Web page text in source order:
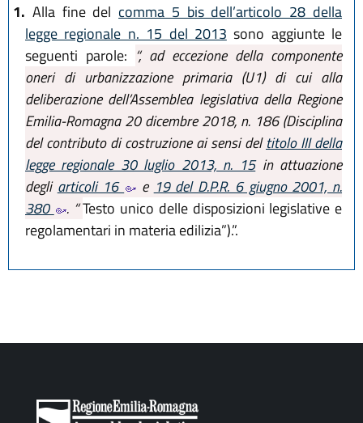
1. Alla fine del comma 5 bis dell’articolo 28 della
legge regionale n. 15 del 2013 sono aggiunte le
seguenti parole: “, ad eccezione della componente
oneri di urbanizzazione primaria (U1) di cui alla
deliberazione dell’Assemblea legislativa della Regione
Emilia-Romagna 20 dicembre 2018, n. 186 (Disciplina
del contributo di costruzione ai sensi deltitolo III della
legge regionale 30 luglio 2013, n. 15in attuazione
degli articoli 16 e 19 del D.P.R. 6 giugno 2001, n.
380
. “Testo unico delle disposizioni legislative e
regolamentari in materia edilizia”).”.